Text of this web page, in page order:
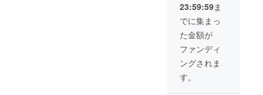
23:59:59ま
でに集まっ
た金額が
ファンディ
ングされま
す。